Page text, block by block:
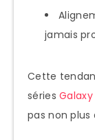
jamais
Cette
sériesGalaxy
pas non plus